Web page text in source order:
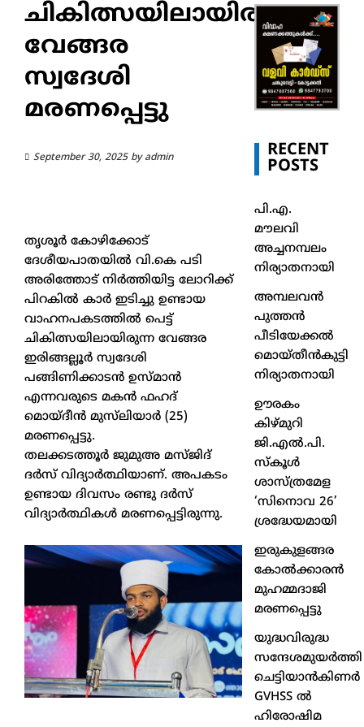
ചികിത്സയിലായിരുന്ന
വേങ്ങര
സ്വദേശി
മരണപ്പെട്ടു
September 30, 2025by admin
തൃശൂർ കോഴിക്കോട്
ദേശീയപാതയിൽ വി.കെ പടി
അരിത്തോട് നിർത്തിയിട്ട ലോറിക്ക്
പിറകിൽ കാർ ഇടിച്ചു ഉണ്ടായ
വാഹനപകടത്തിൽ പെട്ട്
ചികിത്സയിലായിരുന്ന വേങ്ങര
ഇരിങ്ങല്ലൂർ സ്വദേശി
പങ്ങിണിക്കാടൻ ഉസ്മാൻ
എന്നവരുടെ മകൻ ഫഹദ്
മൊയ്‌ദീൻ മുസ്‌ലിയാർ (25)
മരണപ്പെട്ടു.
തലക്കടത്തൂർ ജുമുഅ മസ്ജിദ്
ദർസ് വിദ്യാർത്ഥിയാണ്. അപകടം
ഉണ്ടായ ദിവസം രണ്ടു ദർസ്
വിദ്യാർത്ഥികൾ മരണപ്പെട്ടിരുന്നു.
RECENT
POSTS
പി.എ.
മൗലവി
അച്ചനമ്പലം
നിര്യാതനായി
അമ്പലവൻ
പുത്തൻ
പീടിയേക്കൽ
മൊയ്തീൻകുട്ടി
നിര്യാതനായി
ഊരകം
കിഴ്മുറി
ജി.എൽ.പി.
സ്കൂൾ
ശാസ്ത്രമേള
‘സിനൊവ 26’
ശ്രദ്ധേയമായി
ഇരുകുളങ്ങര
കോൽക്കാരൻ
മുഹമ്മദാജി
മരണപ്പെട്ടു
യുദ്ധവിരുദ്ധ
സന്ദേശമുയർത്തി
ചെട്ടിയാൻകിണർ
GVHSS ൽ
ഹിരോഷിമ